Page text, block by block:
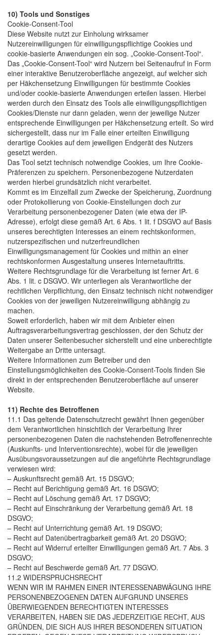
10) Tools und Sonstiges
Cookie-Consent-Tool
Diese Website nutzt zur Einholung wirksamer
Nutzereinwilligungen für einwilligungspflichtige Cookies und
cookie-basierte Anwendungen ein sog. „Cookie-Consent-Tool“.
Das „Cookie-Consent-Tool“ wird Nutzern bei Seitenaufruf in Form
einer interaktive Benutzeroberfläche angezeigt, auf welcher sich
per Häkchensetzung Einwilligungen für bestimmte Cookies
und/oder cookie-basierte Anwendungen erteilen lassen. Hierbei
werden durch den Einsatz des Tools alle einwilligungspflichtigen
Cookies/Dienste nur dann geladen, wenn der jeweilige Nutzer
entsprechende Einwilligungen per Häkchensetzung erteilt. So wird
sichergestellt, dass nur im Falle einer erteilten Einwilligung
derartige Cookies auf dem jeweiligen Endgerät des Nutzers
gesetzt werden.
Das Tool setzt technisch notwendige Cookies, um Ihre Cookie-
Präferenzen zu speichern. Personenbezogene Nutzerdaten
werden hierbei grundsätzlich nicht verarbeitet.
Kommt es im Einzelfall zum Zwecke der Speicherung, Zuordnung
oder Protokollierung von Cookie-Einstellungen doch zur
Verarbeitung personenbezogener Daten (wie etwa der IP-
Adresse), erfolgt diese gemäß Art. 6 Abs. 1 lit. f DSGVO auf Basis
unseres berechtigten Interesses an einem rechtskonformen,
nutzerspezifischen und nutzerfreundlichen
Einwilligungsmanagement für Cookies und mithin an einer
rechtskonformen Ausgestaltung unseres Internetauftritts.
Weitere Rechtsgrundlage für die Verarbeitung ist ferner Art. 6
Abs. 1 lit. c DSGVO. Wir unterliegen als Verantwortliche der
rechtlichen Verpflichtung, den Einsatz technisch nicht notwendiger
Cookies von der jeweiligen Nutzereinwilligung abhängig zu
machen.
Soweit erforderlich, haben wir mit dem Anbieter einen
Auftragsverarbeitungsvertrag geschlossen, der den Schutz der
Daten unserer Seitenbesucher sicherstellt und eine unberechtigte
Weitergabe an Dritte untersagt.
Weitere Informationen zum Betreiber und den
Einstellungsmöglichkeiten des Cookie-Consent-Tools finden Sie
direkt in der entsprechenden Benutzeroberfläche auf unserer
Website.
11) Rechte des Betroffenen
11.1 Das geltende Datenschutzrecht gewährt Ihnen gegenüber
dem Verantwortlichen hinsichtlich der Verarbeitung Ihrer
personenbezogenen Daten die nachstehenden Betroffenenrechte
(Auskunfts- und Interventionsrechte), wobei für die jeweiligen
Ausübungsvoraussetzungen auf die angeführte Rechtsgrundlage
verwiesen wird:
– Auskunftsrecht gemäß Art. 15 DSGVO;
– Recht auf Berichtigung gemäß Art. 16 DSGVO;
– Recht auf Löschung gemäß Art. 17 DSGVO;
– Recht auf Einschränkung der Verarbeitung gemäß Art. 18
DSGVO;
– Recht auf Unterrichtung gemäß Art. 19 DSGVO;
– Recht auf Datenübertragbarkeit gemäß Art. 20 DSGVO;
– Recht auf Widerruf erteilter Einwilligungen gemäß Art. 7 Abs. 3
DSGVO;
– Recht auf Beschwerde gemäß Art. 77 DSGVO.
11.2 WIDERSPRUCHSRECHT
WENN WIR IM RAHMEN EINER INTERESSENABWÄGUNG IHRE
PERSONENBEZOGENEN DATEN AUFGRUND UNSERES
ÜBERWIEGENDEN BERECHTIGTEN INTERESSES
VERARBEITEN, HABEN SIE DAS JEDERZEITIGE RECHT, AUS
GRÜNDEN, DIE SICH AUS IHRER BESONDEREN SITUATION